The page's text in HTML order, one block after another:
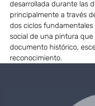
desarrollada durante las
principalmente a través
dos ciclos
social de una pintura
documento histórico,
reconocimiento.